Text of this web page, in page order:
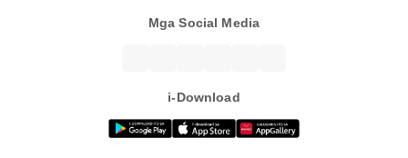
Mga Social Media
i-Download